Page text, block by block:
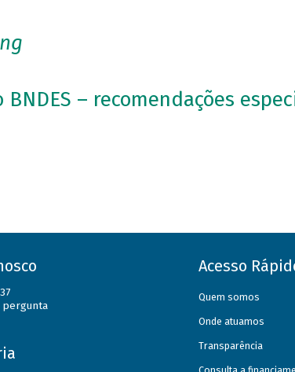
BNDES – recomendações
pergunta
Acesso
Quem somos
Onde atuamos
Transparência